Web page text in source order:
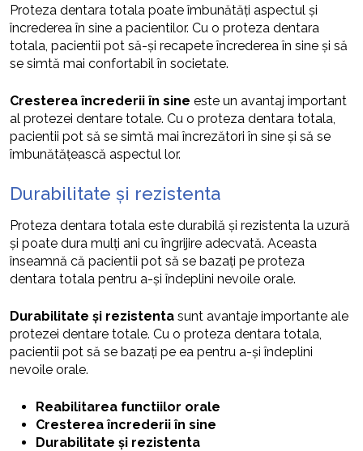
Proteza dentara totala poate îmbunătăți aspectul și
încrederea în sine a pacientilor. Cu o proteza dentara
totala, pacientii pot să-și recapete încrederea în sine și să
se simtă mai confortabil în societate.
Cresterea încrederii în sine este un avantaj important
al protezei dentare totale. Cu o proteza dentara totala,
pacientii pot să se simtă mai încrezători în sine și să se
îmbunătățească aspectul lor.
Durabilitate și rezistenta
Proteza dentara totala este durabilă și rezistenta la uzură
și poate dura mulți ani cu îngrijire adecvată. Aceasta
înseamnă că pacientii pot să se bazați pe proteza
dentara totala pentru a-și îndeplini nevoile orale.
Durabilitate și rezistenta sunt avantaje importante ale
protezei dentare totale. Cu o proteza dentara totala,
pacientii pot să se bazați pe ea pentru a-și îndeplini
nevoile orale.
Reabilitarea functiilor orale
Cresterea încrederii în sine
Durabilitate și rezistenta